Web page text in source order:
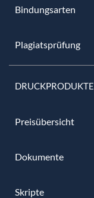
Bindungsarten
Plagiatsprüfung
DRUCKPRODUKTE
Preisübersicht
Dokumente
Skripte